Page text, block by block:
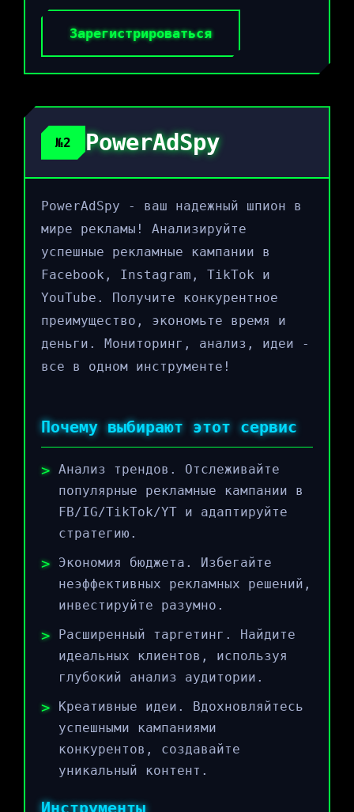
Зарегистрироваться
№2 PowerAdSpy
PowerAdSpy - ваш надежный шпион в
мире рекламы! Анализируйте
успешные рекламные кампании в
Facebook, Instagram, TikTok и
YouTube. Получите конкурентное
преимущество, экономьте время и
деньги. Мониторинг, анализ, идеи -
все в одном инструменте!
Почему выбирают этот сервис
Анализ трендов. Отслеживайте
популярные рекламные кампании в
FB/IG/TikTok/YT и адаптируйте
стратегию.
Экономия бюджета. Избегайте
неэффективных рекламных решений,
инвестируйте разумно.
Расширенный таргетинг. Найдите
идеальных клиентов, используя
глубокий анализ аудитории.
Креативные идеи. Вдохновляйтесь
успешными кампаниями
конкурентов, создавайте
уникальный контент.